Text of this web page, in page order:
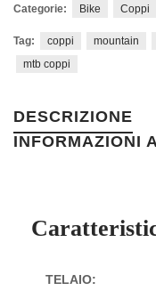
Categorie:
Bike Coppi
Tag: coppi mountain
mtb coppi
DESCRIZIONE
INFORMAZIONI
TELAIO: